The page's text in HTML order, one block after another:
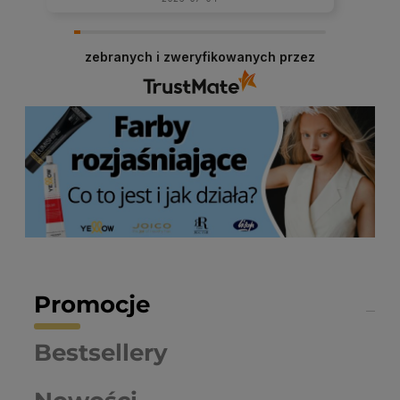
zebranych i zweryfikowanych przez
Promocje
Bestsellery